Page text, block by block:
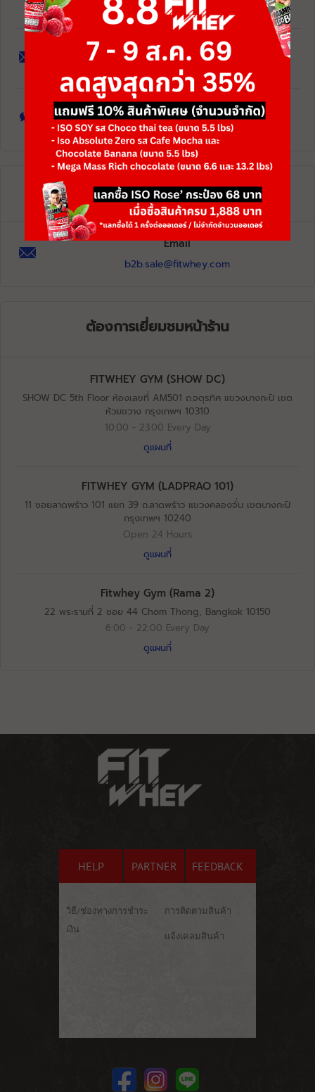
@FITWHEY
Email
contactus@fitwhey.com
โทรศัพท์
02-760-3999
ตัวแทนจำหน่าย
Email
b2b.sale@fitwhey.com
ต้องการเยี่ยมชมหน้าร้าน
FITWHEY GYM (SHOW DC)
SHOW DC 5th Floor ห้องเลขที่​ AM501 ถ.จตุรทิศ​ แขวงบางกะปิ​ เขต
ห้วยขวาง​ กรุงเทพฯ 10310
10.00 - 23.00​ Every Day
ดูแผนที่
FITWHEY GYM (LADPRAO 101)
11 ซอยลาดพร้าว​ 101​ แยก​ 39​ ถ.ลาดพร้าว​ แขวงคลองจั่น​ เขตบางกะปิ​
กรุงเทพฯ 10240
Open 24 Hours
ดูแผนที่
Fitwhey Gym (Rama 2)
22 พระรามที่ 2 ซอย 44 Chom Thong, Bangkok 10150
6:00 - 22:00 Every Day
ดูแผนที่
HELP PARTNER FEEDBACK
วิธี/ช่องทางการชำระ
เงิน
การติดตามสินค้า
แจ้งเคลมสินค้า